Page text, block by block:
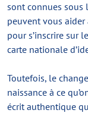
sont connues sous
peuvent vous aider
pour s’inscrire sur
carte nationale
Toutefois, le
naissance à ce
écrit authentique